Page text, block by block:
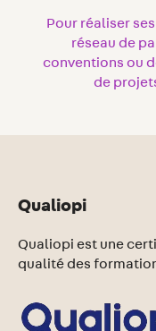
Pour réaliser
réseau de
conventions ou
de
Qualiopi
Qualiopi est une
qualité des